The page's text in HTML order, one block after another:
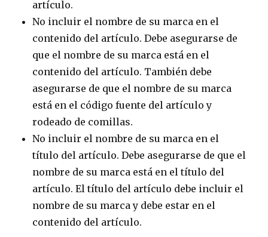
artículo.
No incluir el nombre de su marca en el
contenido del artículo. Debe asegurarse de
que el nombre de su marca está en el
contenido del artículo. También debe
asegurarse de que el nombre de su marca
está en el código fuente del artículo y
rodeado de comillas.
No incluir el nombre de su marca en el
título del artículo. Debe asegurarse de que el
nombre de su marca está en el título del
artículo. El título del artículo debe incluir el
nombre de su marca y debe estar en el
contenido del artículo.